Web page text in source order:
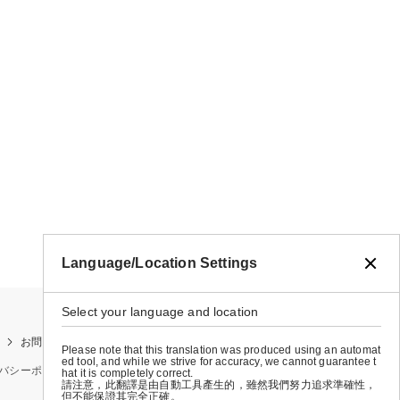
お問い合わせ
シーポリシー 特定商取引法に基づく表示 会社概要
Language/Location Settings
Select your language and location
Please note that this translation was produced using an automat
ed tool, and while we strive for accuracy, we cannot guarantee t
hat it is completely correct.
請注意，此翻譯是由自動工具產生的，雖然我們努力追求準確性，
但不能保證其完全正確。